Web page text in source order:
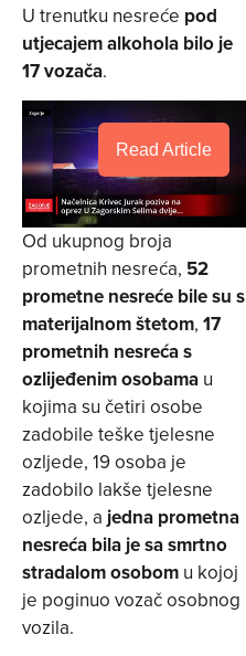
U trenutku nesreće pod
utjecajem alkohola bilo je
17 vozača.
Read Article
Od ukupnog broja
prometnih nesreća, 52
prometne nesreće bile su s
materijalnom štetom, 17
prometnih nesreća s
ozlijeđenim osobama u
kojima su četiri osobe
zadobile teške tjelesne
ozljede, 19 osoba je
zadobilo lakše tjelesne
ozljede, a jedna prometna
nesreća bila je sa smrtno
stradalom osobom u kojoj
je poginuo vozač osobnog
vozila.